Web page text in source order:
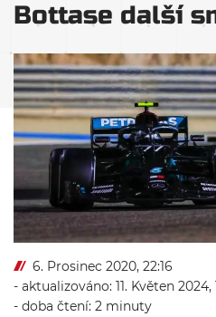
Bottase další
6. Prosinec 2020, 22:16
- aktualizováno: 11. Květen 2024,
- doba čtení: 2 minuty